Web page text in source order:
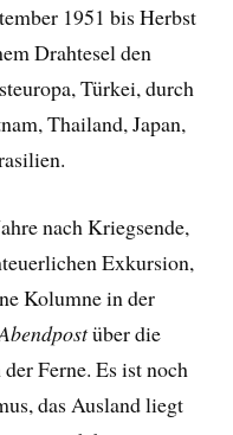
1951 bis Herbst
Drahtesel den
Türkei, durch
Thailand, Japan,
nach Kriegsende,
Exkursion,
Kolumne in der
über die
Ferne. Es ist noch
das Ausland liegt